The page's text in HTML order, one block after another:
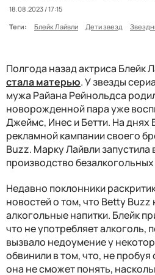
18.08.2023 / 17:15
Теги:
Блейк Лайвли Дети звезд
Полгода назад актриса Блейк
стала матерью. У звезды
мужа Райана Рейнольдса
новорожденной пара уже
Джеймс, Инес и Бетти. На днях
рекламной кампании своего
Buzz. Марку Лайвли запустила
производство
Недавно поклонники
новостей о том, что Betty Buzz
алкогольные напитки. Блейк
что не употребляет алкоголь,
вызвало недоумение у
обвинили в том, что, не
она не сможет понять,